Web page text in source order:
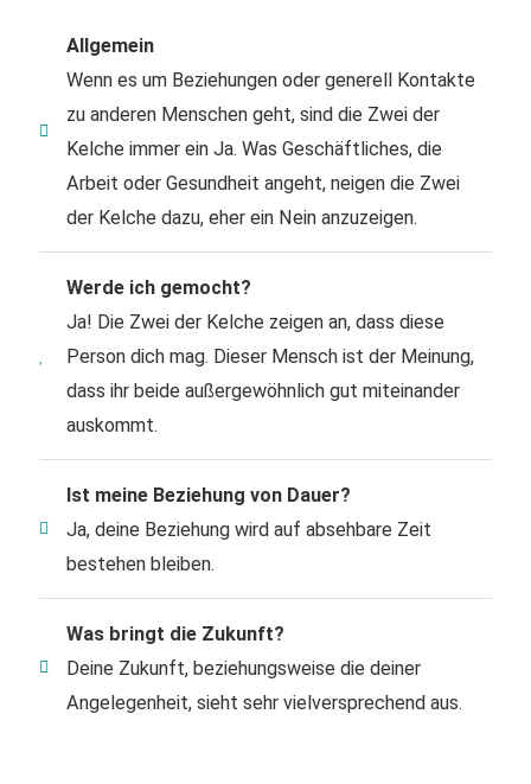
Allgemein
Wenn es um Beziehungen oder generell Kontakte
zu anderen Menschen geht, sind die Zwei der
Kelche immer ein Ja. Was Geschäftliches, die
Arbeit oder Gesundheit angeht, neigen die Zwei
der Kelche dazu, eher ein Nein anzuzeigen.
Werde ich gemocht?
Ja! Die Zwei der Kelche zeigen an, dass diese
Person dich mag. Dieser Mensch ist der Meinung,
dass ihr beide außergewöhnlich gut miteinander
auskommt.
Ist meine Beziehung von Dauer?
Ja, deine Beziehung wird auf absehbare Zeit
bestehen bleiben.
Was bringt die Zukunft?
Deine Zukunft, beziehungsweise die deiner
Angelegenheit, sieht sehr vielversprechend aus.